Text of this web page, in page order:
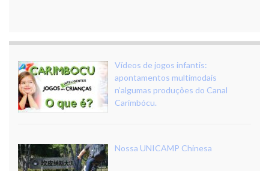
Vídeos de jogos infantis:
apontamentos multimodais
n’algumas produções do Canal
Carimbócu.
Nossa UNICAMP Chinesa